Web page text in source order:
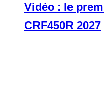
Vidéo : le
CRF450R 2027